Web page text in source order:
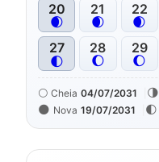
20
🌒
21
🌒
22
🌒
27
🌓
28
🌔
29
🌔
🌕 Cheia 04/07/2031 🌗
🌑 Nova 19/07/2031 🌓